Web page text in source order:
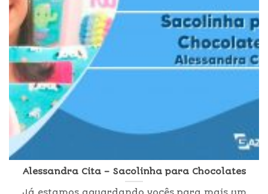
Alessandra Cita – Sacolinha para Chocolates